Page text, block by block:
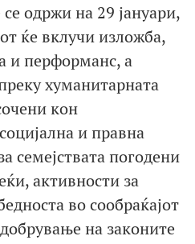
одржи на 29 јануари,
ќе вклучи изложба,
и перформанс, а
хуманитарната
кон
и правна
погодени
активности за
во сообраќајот
на законите